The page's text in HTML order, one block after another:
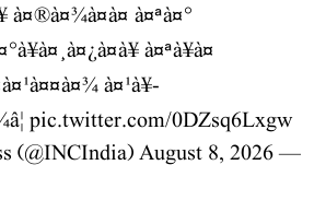
à¤®à¤¾à¤à¤ à¤ªà¤°
à¤ªà¥à¤
à¤¹à¥-
pic.twitter.com/0DZsq6Lxgw
— Congress (@INCIndia)
August 8, 2026